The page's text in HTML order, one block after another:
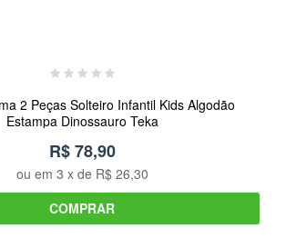
2 Peças Solteiro Infantil Kids Algodão
Estampa Dinossauro Teka
R$ 78,90
ou em 3 x de R$ 26,30
COMPRAR